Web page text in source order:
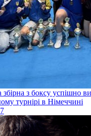
збірна з боксу успішно
турнірі в Німеччині